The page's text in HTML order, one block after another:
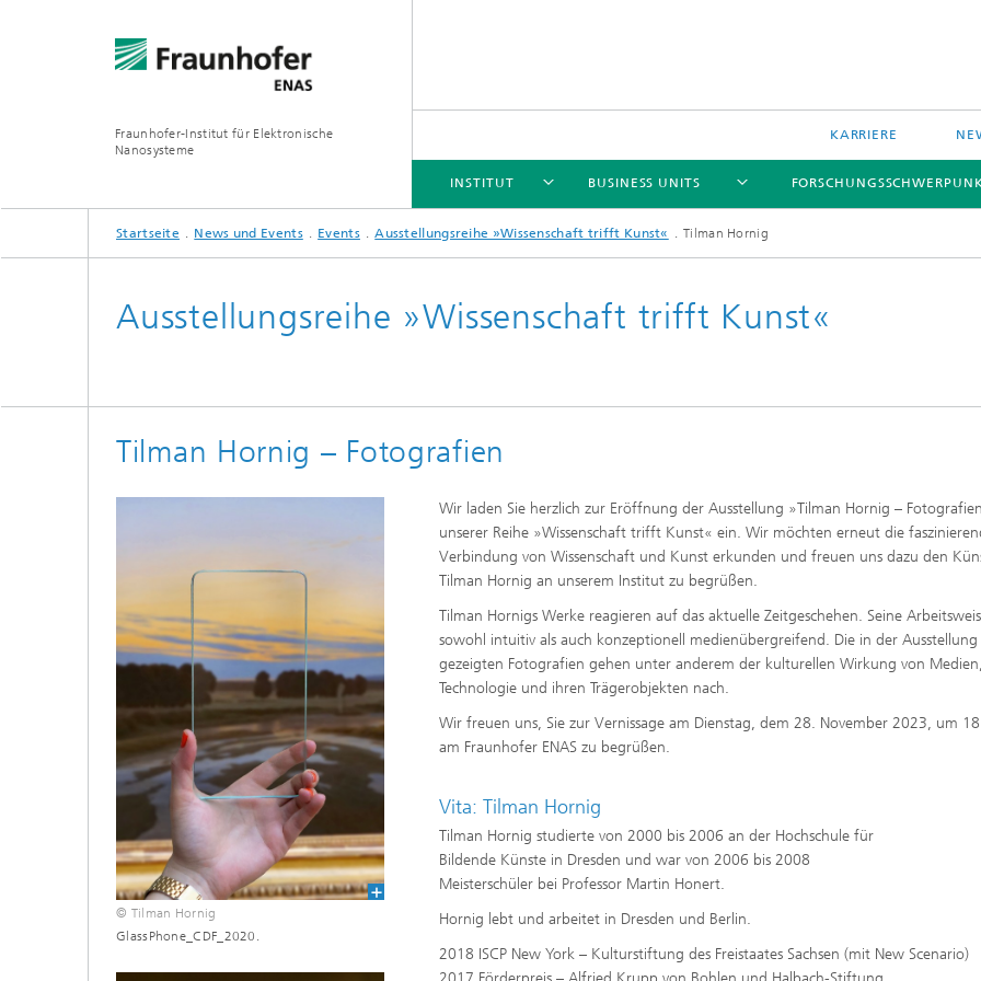
Fraunhofer-Institut für Elektronische
Nanosysteme
KARRIERE
INSTITUT
INSTITUT
Forschungsfabrik Mikroelektronik
Deutschland
BUSINESS UNITS
BUSINESS UNITS
Technologie und Prozesse
3D/MEMS Packaging
Nanotechnologische Komponenten
und Systeme
Spektrale Technologien und Systeme
Hybride und drahtlose Sensoren und
Akustische Komponenten
Printed Functionalities
Medical Systems and Smart Health
Reliability
FORSCHUNGSSCHWERPUNKTE
PROJEKTE
Startseite News und Events Events Ausstellungsreihe »Wissenschaft trifft Kunst« Tilman Hornig
Ausstellungsreihe »Wissenschaft trifft Kunst«
Tilman Hornig – Fotografien
© Tilman Hornig
GlassPhone_CDF_2020.
Wir laden Sie herzlich zur Eröffnung der Ausstellung »Tilman Hornig –
unserer Reihe »Wissenschaft trifft Kunst« ein. Wir möchten erneut die
Verbindung von Wissenschaft und Kunst erkunden und freuen uns dazu den
Tilman Hornig an unserem Institut zu begrüßen.
Tilman Hornigs Werke reagieren auf das aktuelle Zeitgeschehen. Seine
sowohl intuitiv als auch konzeptionell medienübergreifend. Die in der Ausstellung
gezeigten Fotografien gehen unter anderem der kulturellen Wirkung von Medien,
Technologie und ihren Trägerobjekten nach.
Wir freuen uns, Sie zur Vernissage am Dienstag, dem 28. November 2023, um
am Fraunhofer ENAS zu begrüßen.
Vita: Tilman Hornig
Tilman Hornig studierte von 2000 bis 2006 an der Hochschule für
Bildende Künste in Dresden und war von 2006 bis 2008
Meisterschüler bei Professor Martin Honert.
Hornig lebt und arbeitet in Dresden und Berlin.
2018 ISCP New York – Kulturstiftung des Freistaates Sachsen (mit New Scenario)